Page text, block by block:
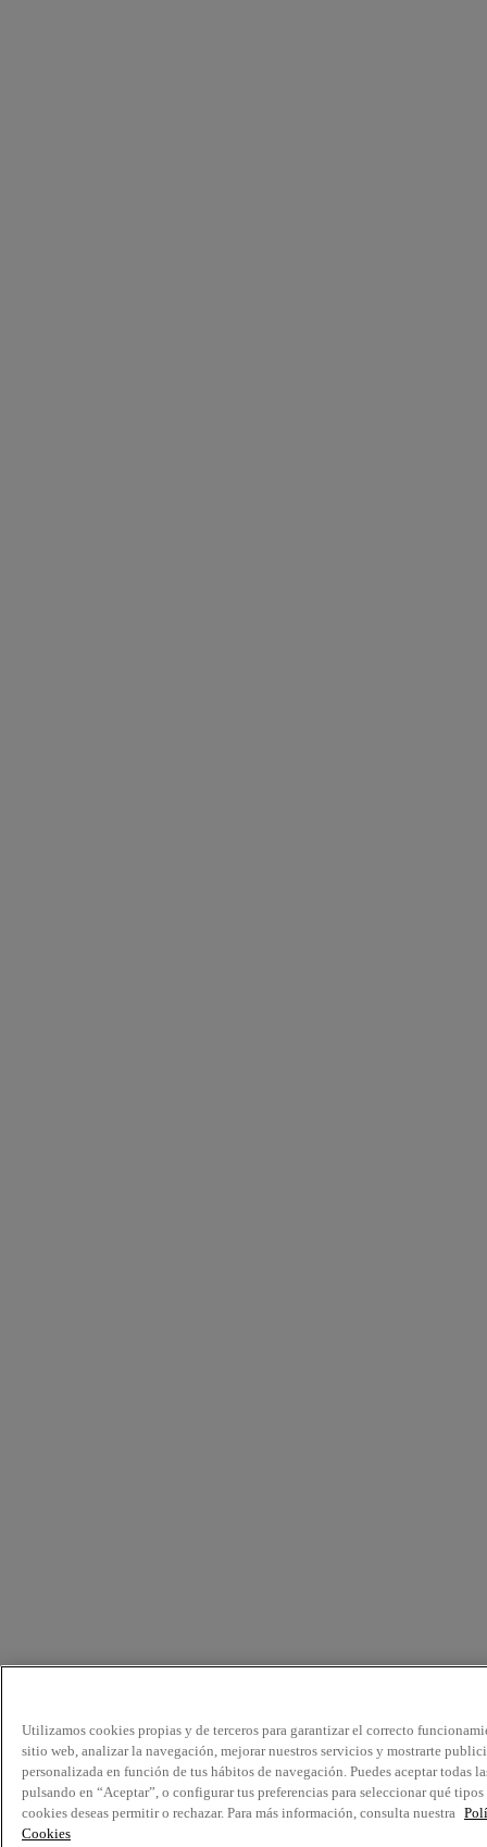
Utilizamos cookies propias y de terceros para garantizar el correcto
sitio web, analizar la navegación, mejorar nuestros servicios y mostrarte
personalizada en función de tus hábitos de navegación. Puedes aceptar todas
pulsando en “Aceptar”, o configurar tus preferencias para seleccionar qué tipos
cookies deseas permitir o rechazar. Para más información, consulta nuestra
Cookies